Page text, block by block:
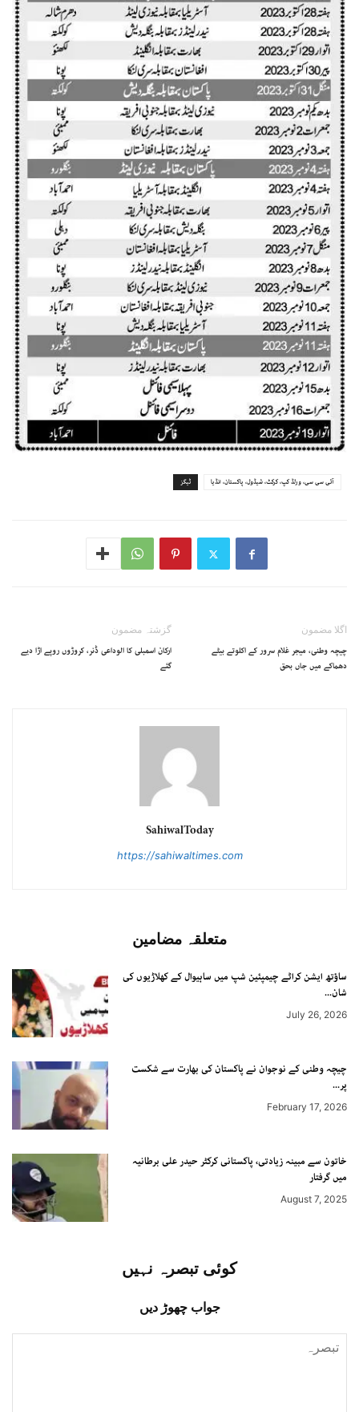
ٹیگز آئی سی سی، ورلڈ کپ، کرکٹ، شیڈول، پاکستان، انڈیا
گزشتہ مضمون
ارکان اسمبلی کا الوداعی ڈنر، کروڑوں روپے اڑا دیے
گئے
اگلا مضمون
چیچہ وطنی، میجر غلام سرور کے اکلوتے بیٹے
دھماکے میں جاں بحق
SahiwalToday
https://sahiwaltimes.com
متعلقہ مضامین
ساؤتھ ایشن کراٹے چیمپئین شپ میں ساہیوال کے کھلاڑیوں کی
شان...
July 26, 2026
چیچہ وطنی کے نوجوان نے پاکستان کی بھارت سے شکست
پر...
February 17, 2026
خاتون سے مبینہ زیادتی، پاکستانی کرکٹر حیدر علی برطانیہ
میں گرفتار
August 7, 2025
کوئی تبصرہ نہیں
جواب چھوڑ دیں